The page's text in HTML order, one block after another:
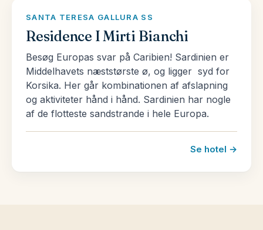
SANTA TERESA GALLURA SS
Residence I Mirti Bianchi
Besøg Europas svar på Caribien! Sardinien er
Middelhavets næststørste ø, og ligger syd for
Korsika. Her går kombinationen af afslapning
og aktiviteter hånd i hånd. Sardinien har nogle
af de flotteste sandstrande i hele Europa.
Se hotel →